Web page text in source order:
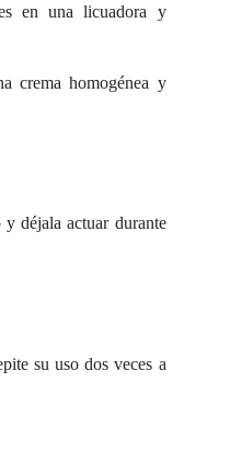
en una licuadora y
crema homogénea y
déjala actuar durante
su uso dos veces a